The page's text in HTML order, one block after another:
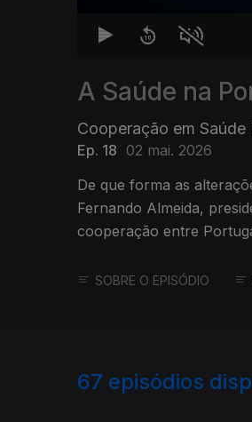
A Saúde na
Cooperação em
Ep. 18 02 mai. 2026
De que forma as
Fernando Almeida,
cooperação entre
SOBRE O EPISÓDIO
67 episódios